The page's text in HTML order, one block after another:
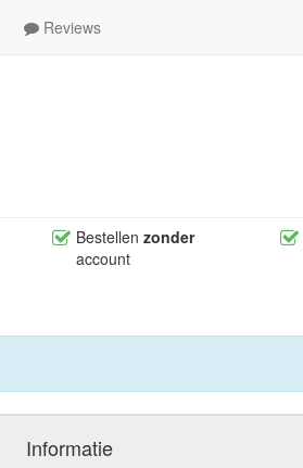
Reviews
Bestellen zonder
account
Informatie